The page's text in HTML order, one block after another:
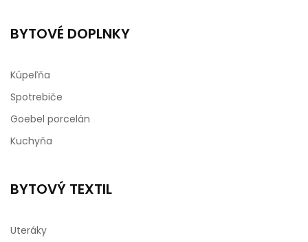
BYTOVÉ DOPLNKY
Kúpeľňa
Spotrebiče
Goebel porcelán
Kuchyňa
BYTOVÝ TEXTIL
Uteráky